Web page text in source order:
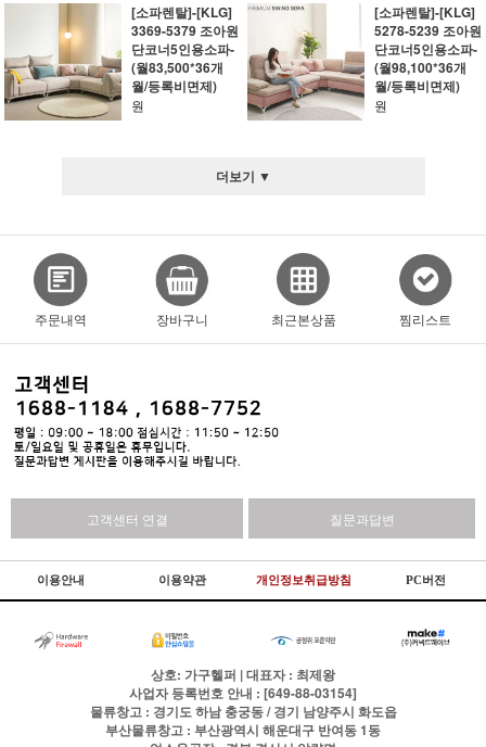
[소파렌탈]-[KLG]
3369-5379 조아원
단코너5인용소파-
(월83,500*36개
월/등록비면제)
원
[소파렌탈]-[KLG]
5278-5239 조아원
단코너5인용소파-
(월98,100*36개
월/등록비면제)
원
더보기 ▼
주문내역 장바구니 최근본상품 찜리스트
고객센터 연결 질문과답변
이용안내 이용약관 개인정보취급방침 PC버전
상호: 가구헬퍼 | 대표자 : 최제왕
사업자 등록번호 안내 : [649-88-03154]
물류창고 : 경기도 하남 충궁동 / 경기 남양주시 화도읍
부산물류창고 : 부산광역시 해운대구 반여동 1동